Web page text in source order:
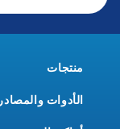
منتجات
الأدوات والمصادر